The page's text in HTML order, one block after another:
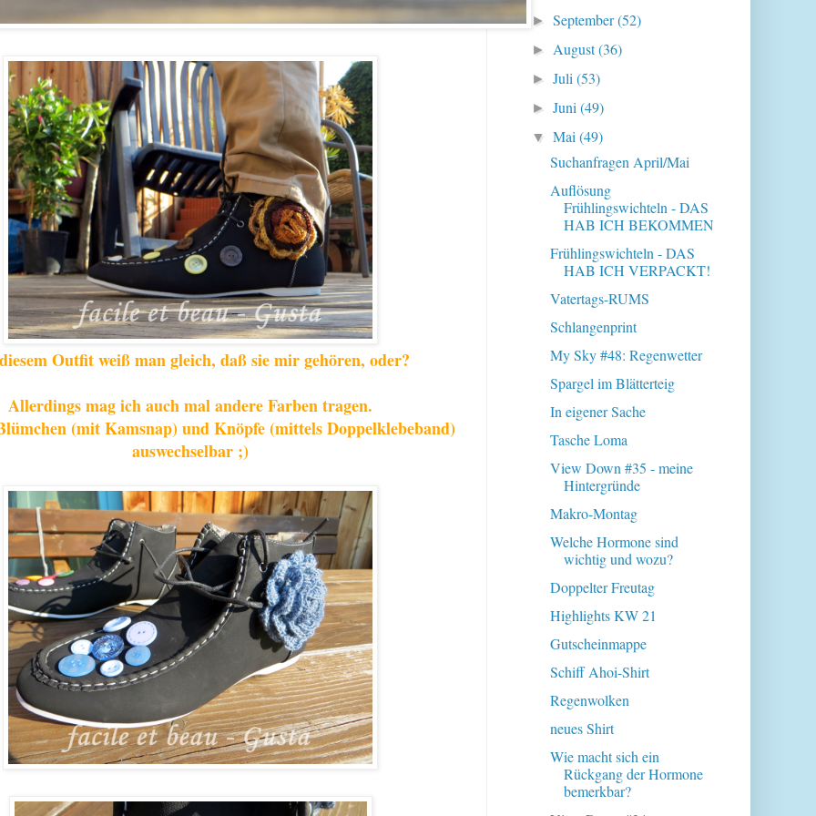
Outfit weiß man gleich, daß sie mir gehören, oder?
Allerdings mag ich auch mal andere Farben tragen.
(mit Kamsnap) und Knöpfe (mittels Doppelklebeband)
auswechselbar ;)
►September(52)
► August(36)
►Juli(53)
►Juni(49)
▼Mai(49)
Suchanfragen April/Mai
Auflösung
Frühlingswichteln - DAS
HAB ICH BEKOMMEN
Frühlingswichteln - DAS
HAB ICH VERPACKT!
Vatertags-RUMS
Schlangenprint
My Sky #48: Regenwetter
Spargel im Blätterteig
In eigener Sache
Tasche Loma
View Down #35 - meine
Hintergründe
Makro-Montag
Welche Hormone sind
wichtig und wozu?
Doppelter Freutag
Highlights KW 21
Gutscheinmappe
Schiff Ahoi-Shirt
Regenwolken
neues Shirt
Wie macht sich ein
Rückgang der Hormone
bemerkbar?